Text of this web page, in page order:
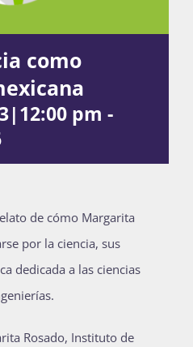
como
pm -
de cómo Margarita
por la ciencia, sus
dedicada a las ciencias
Rosado, Instituto de